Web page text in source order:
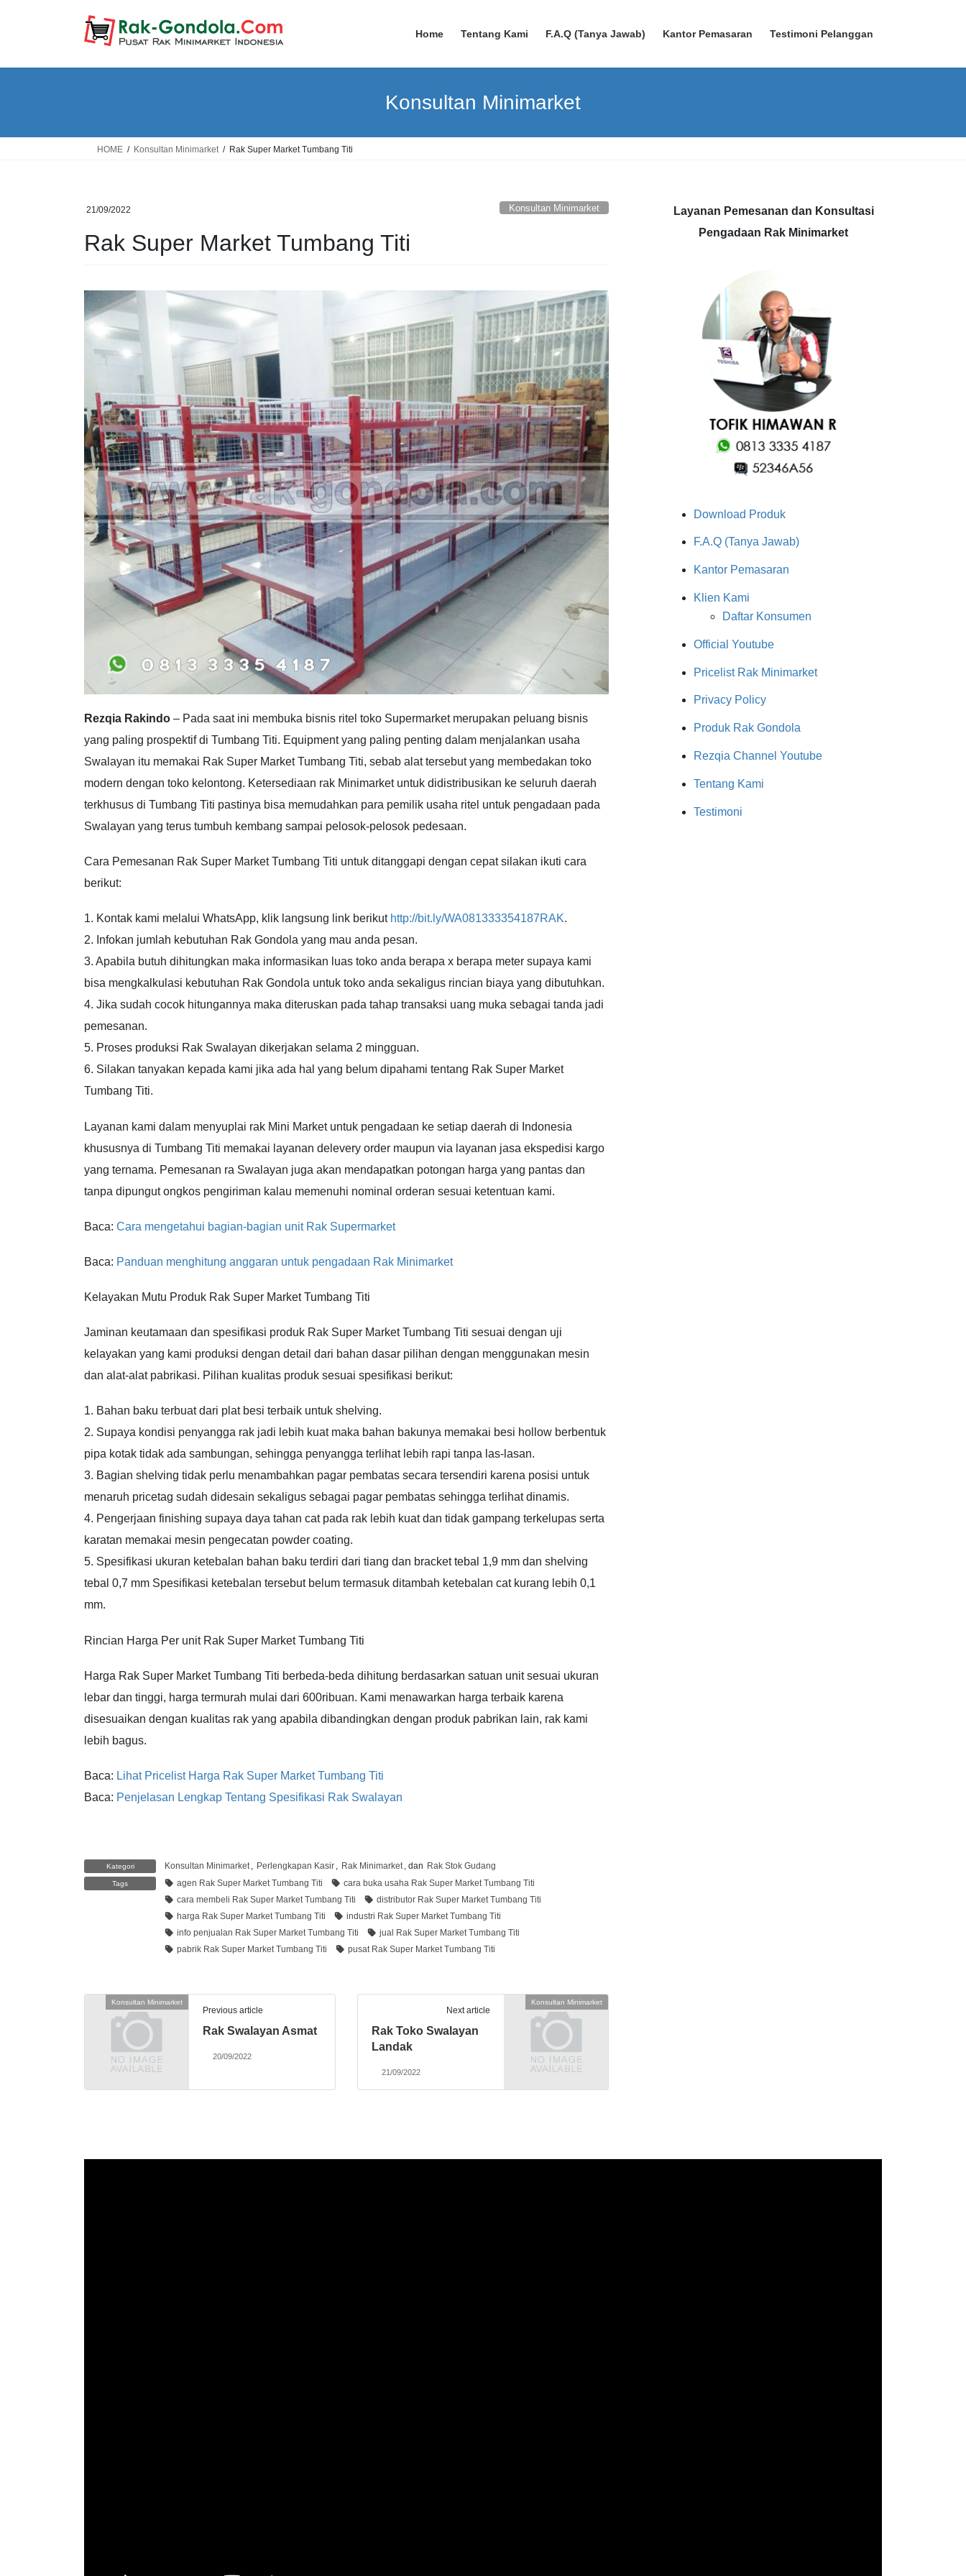
Home Tentang Kami F.A.Q (Tanya Jawab) Kantor Pemasaran Testimoni Pelanggan
Konsultan Minimarket
HOME Konsultan Minimarket Rak Super Market Tumbang Titi
21/09/2022 Konsultan Minimarket
Rak Super Market Tumbang Titi
Rezqia Rakindo – Pada saat ini membuka bisnis ritel toko Supermarket merupakan peluang bisnis
yang paling prospektif di Tumbang Titi. Equipment yang paling penting dalam menjalankan usaha
Swalayan itu memakai Rak Super Market Tumbang Titi, sebab alat tersebut yang membedakan toko
modern dengan toko kelontong. Ketersediaan rak Minimarket untuk didistribusikan ke seluruh daerah
terkhusus di Tumbang Titi pastinya bisa memudahkan para pemilik usaha ritel untuk pengadaan pada
Swalayan yang terus tumbuh kembang sampai pelosok-pelosok pedesaan.
Cara Pemesanan Rak Super Market Tumbang Titi untuk ditanggapi dengan cepat silakan ikuti cara
berikut:
1. Kontak kami melalui WhatsApp, klik langsung link berikut http://bit.ly/WA081333354187RAK.
2. Infokan jumlah kebutuhan Rak Gondola yang mau anda pesan.
3. Apabila butuh dihitungkan maka informasikan luas toko anda berapa x berapa meter supaya kami
bisa mengkalkulasi kebutuhan Rak Gondola untuk toko anda sekaligus rincian biaya yang dibutuhkan.
4. Jika sudah cocok hitungannya maka diteruskan pada tahap transaksi uang muka sebagai tanda jadi
pemesanan.
5. Proses produksi Rak Swalayan dikerjakan selama 2 mingguan.
6. Silakan tanyakan kepada kami jika ada hal yang belum dipahami tentang Rak Super Market
Tumbang Titi.
Layanan kami dalam menyuplai rak Mini Market untuk pengadaan ke setiap daerah di Indonesia
khususnya di Tumbang Titi memakai layanan delevery order maupun via layanan jasa ekspedisi kargo
yang ternama. Pemesanan ra Swalayan juga akan mendapatkan potongan harga yang pantas dan
tanpa dipungut ongkos pengiriman kalau memenuhi nominal orderan sesuai ketentuan kami.
Baca: Cara mengetahui bagian-bagian unit Rak Supermarket
Baca: Panduan menghitung anggaran untuk pengadaan Rak Minimarket
Kelayakan Mutu Produk Rak Super Market Tumbang Titi
Jaminan keutamaan dan spesifikasi produk Rak Super Market Tumbang Titi sesuai dengan uji
kelayakan yang kami produksi dengan detail dari bahan dasar pilihan dengan menggunakan mesin
dan alat-alat pabrikasi. Pilihan kualitas produk sesuai spesifikasi berikut:
1. Bahan baku terbuat dari plat besi terbaik untuk shelving.
2. Supaya kondisi penyangga rak jadi lebih kuat maka bahan bakunya memakai besi hollow berbentuk
pipa kotak tidak ada sambungan, sehingga penyangga terlihat lebih rapi tanpa las-lasan.
3. Bagian shelving tidak perlu menambahkan pagar pembatas secara tersendiri karena posisi untuk
menaruh pricetag sudah didesain sekaligus sebagai pagar pembatas sehingga terlihat dinamis.
4. Pengerjaan finishing supaya daya tahan cat pada rak lebih kuat dan tidak gampang terkelupas serta
karatan memakai mesin pengecatan powder coating.
5. Spesifikasi ukuran ketebalan bahan baku terdiri dari tiang dan bracket tebal 1,9 mm dan shelving
tebal 0,7 mm Spesifikasi ketebalan tersebut belum termasuk ditambah ketebalan cat kurang lebih 0,1
mm.
Rincian Harga Per unit Rak Super Market Tumbang Titi
Harga Rak Super Market Tumbang Titi berbeda-beda dihitung berdasarkan satuan unit sesuai ukuran
lebar dan tinggi, harga termurah mulai dari 600ribuan. Kami menawarkan harga terbaik karena
disesuaikan dengan kualitas rak yang apabila dibandingkan dengan produk pabrikan lain, rak kami
lebih bagus.
Baca: Lihat Pricelist Harga Rak Super Market Tumbang Titi
Baca: Penjelasan Lengkap Tentang Spesifikasi Rak Swalayan
Kategori Konsultan Minimarket , Perlengkapan Kasir , Rak Minimarket , dan Rak Stok Gudang
Tags agen Rak Super Market Tumbang Titi
cara buka usaha Rak Super Market Tumbang Titi
cara membeli Rak Super Market Tumbang Titi
distributor Rak Super Market Tumbang Titi
harga Rak Super Market Tumbang Titi
industri Rak Super Market Tumbang Titi
info penjualan Rak Super Market Tumbang Titi
jual Rak Super Market Tumbang Titi
pabrik Rak Super Market Tumbang Titi
pusat Rak Super Market Tumbang Titi
Konsultan Minimarket
Previous article
Rak Swalayan Asmat
20/09/2022
Konsultan Minimarket
Next article
Rak Toko Swalayan
Landak
21/09/2022
Layanan Pemesanan dan Konsultasi
Pengadaan Rak Minimarket
Download Produk
F.A.Q (Tanya Jawab)
Kantor Pemasaran
Klien Kami
Daftar Konsumen
Official Youtube
Pricelist Rak Minimarket
Privacy Policy
Produk Rak Gondola
Rezqia Channel Youtube
Tentang Kami
Testimoni